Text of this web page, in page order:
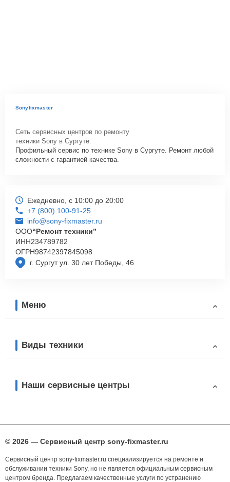
Sonyfixmaster
Сеть сервисных центров по ремонту
техники Sony в Сургуте.
Профильный сервис по технике Sony в Сургуте. Ремонт любой
сложности с гарантией качества.
г. Сургут ул. 30 лет Победы, 46
Ежедневно, с 10:00 до 20:00
+7 (800) 100-91-25
info@sony-fixmaster.ru
ООО“Ремонт техники”
ИНН234789782
ОГРН98742397845098
Меню
Виды техники
Наши сервисные центры
© 2026 — Сервисный центр sony-fixmaster.ru
Сервисный центр sony-fixmaster.ru специализируется на ремонте и
обслуживании техники Sony, но не является официальным сервисным
центром бренда. Предлагаем качественные услуги по устранению